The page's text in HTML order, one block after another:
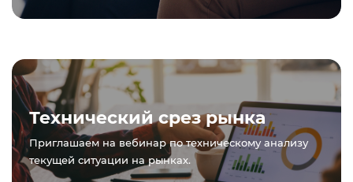
Технический срез рынка
Приглашаем на вебинар по техническому анализу
текущей ситуации на рынках.